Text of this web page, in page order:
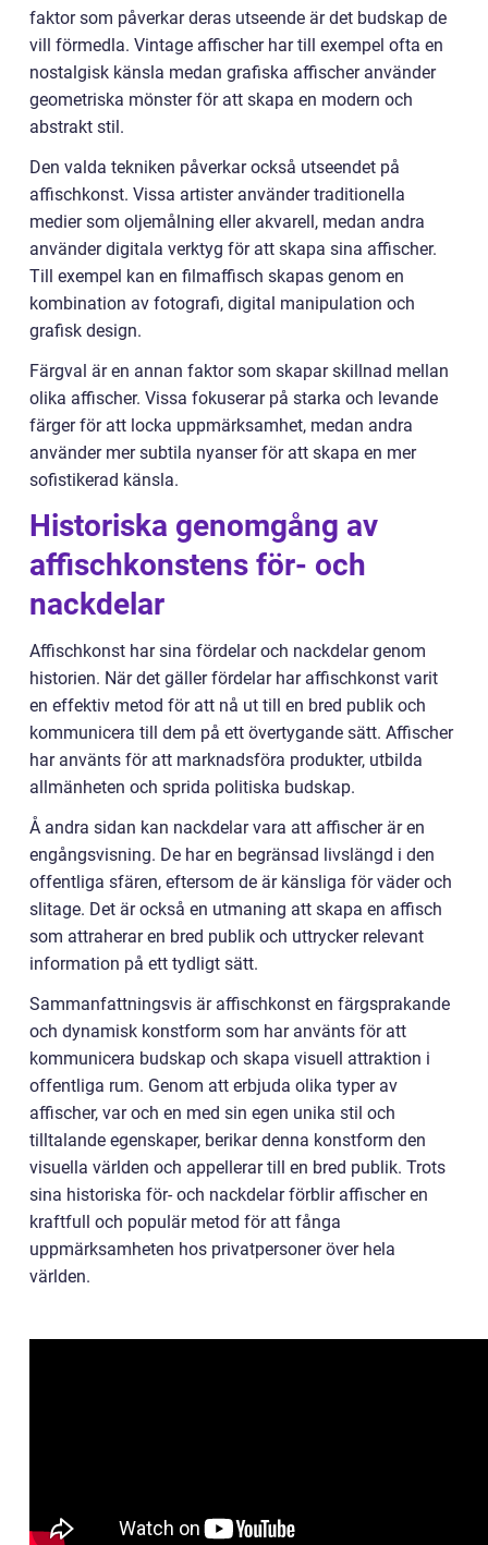
faktor som påverkar deras utseende är det budskap de
vill förmedla. Vintage affischer har till exempel ofta en
nostalgisk känsla medan grafiska affischer använder
geometriska mönster för att skapa en modern och
abstrakt stil.
Den valda tekniken påverkar också utseendet på
affischkonst. Vissa artister använder traditionella
medier som oljemålning eller akvarell, medan andra
använder digitala verktyg för att skapa sina affischer.
Till exempel kan en filmaffisch skapas genom en
kombination av fotografi, digital manipulation och
grafisk design.
Färgval är en annan faktor som skapar skillnad mellan
olika affischer. Vissa fokuserar på starka och levande
färger för att locka uppmärksamhet, medan andra
använder mer subtila nyanser för att skapa en mer
sofistikerad känsla.
Historiska genomgång av
affischkonstens för- och
nackdelar
Affischkonst har sina fördelar och nackdelar genom
historien. När det gäller fördelar har affischkonst varit
en effektiv metod för att nå ut till en bred publik och
kommunicera till dem på ett övertygande sätt. Affischer
har använts för att marknadsföra produkter, utbilda
allmänheten och sprida politiska budskap.
Å andra sidan kan nackdelar vara att affischer är en
engångsvisning. De har en begränsad livslängd i den
offentliga sfären, eftersom de är känsliga för väder och
slitage. Det är också en utmaning att skapa en affisch
som attraherar en bred publik och uttrycker relevant
information på ett tydligt sätt.
Sammanfattningsvis är affischkonst en färgsprakande
och dynamisk konstform som har använts för att
kommunicera budskap och skapa visuell attraktion i
offentliga rum. Genom att erbjuda olika typer av
affischer, var och en med sin egen unika stil och
tilltalande egenskaper, berikar denna konstform den
visuella världen och appellerar till en bred publik. Trots
sina historiska för- och nackdelar förblir affischer en
kraftfull och populär metod för att fånga
uppmärksamheten hos privatpersoner över hela
världen.